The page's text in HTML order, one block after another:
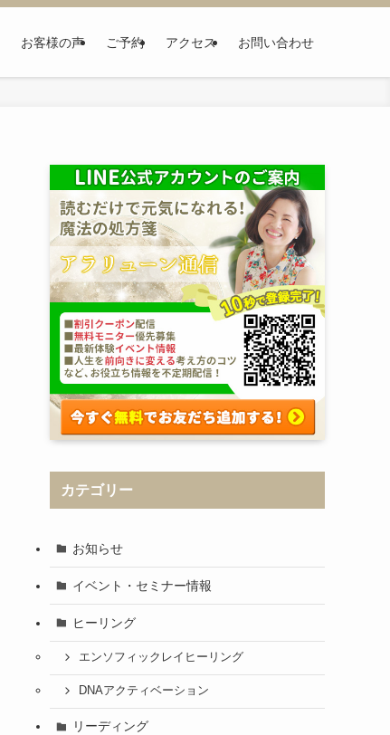
お客様の声 ご予約 アクセス お問い合わせ
カテゴリー
お知らせ
イベント・セミナー情報
ヒーリング
エンソフィックレイヒーリング
DNAアクティベーション
リーディング